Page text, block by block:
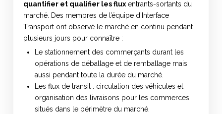
quantifier et qualifier les fluxentrants-sortants du
marché. Des membres de l’équipe d’Interface
Transport ont observé le marché en continu pendant
plusieurs jours pour connaître :
Le stationnement des commerçants durant les
opérations de déballage et de remballage mais
aussi pendant toute la durée du marché.
Les flux de transit : circulation des véhicules et
organisation des livraisons pour les commerces
situés dans le périmètre du marché.